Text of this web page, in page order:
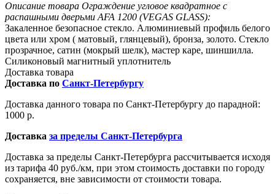
Описание товара Ограждение угловое квадратное с
распашными дверьми AFA 1200 (VEGAS GLASS):
Закаленное безопасное стекло. Алюминиевый профиль белого
цвета или хром ( матовый, глянцевый), бронза, золото. Стекло
прозрачное, сатин (мокрый шелк), мастер каре, шиншилла.
Силиконовый магнитный уплотнитель
Доставка товара
Доставка по Санкт-Петербургу
Доставка данного товара по Санкт-Петербургу до парадной:
1000 р.
Доставка за пределы Санкт-Петербурга
Доставка за пределы Санкт-Петербурга рассчитывается исходя
из тарифа 40 руб./км, при этом стоимость доставки по городу
сохраняется, вне зависимости от стоимости товара.